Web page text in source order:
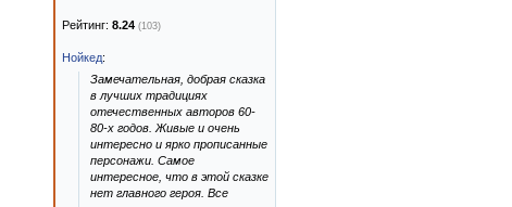
Рейтинг: 8.24 (103)
Нойкед:
Замечательная, добрая сказка
в лучших традициях
отечественных авторов 60-
80-х годов. Живые и очень
интересно и ярко прописанные
персонажи. Самое
интересное, что в этой сказке
нет главного героя. Все